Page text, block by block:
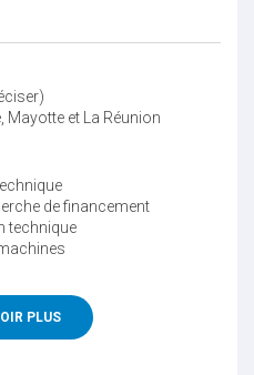
Mayotte et La Réunion
de financement
technique
PLUS